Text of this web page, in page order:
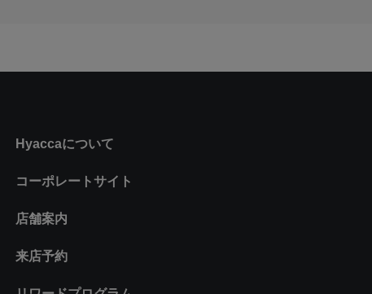
Hyaccaについて
コーポレートサイト
店舗案内
来店予約